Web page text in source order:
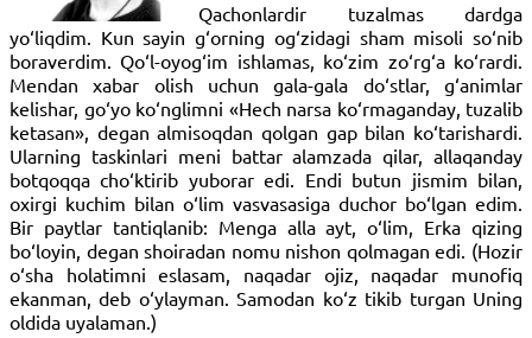
Qachonlardir tuzalmas dardga
yo‘liqdim. Kun sayin g‘orning og‘zidagi sham misoli so‘nib
boraverdim. Qo‘l-oyog‘im ishlamas, ko‘zim zo‘rg‘a ko‘rardi.
Mendan xabar olish uchun gala-gala do‘stlar, g‘animlar
kelishar, go‘yo ko‘nglimni «Hech narsa ko‘rmaganday, tuzalib
ketasan», degan almisoqdan qolgan gap bilan ko‘tarishardi.
Ularning taskinlari meni battar alamzada qilar, allaqanday
botqoqqa cho‘ktirib yuborar edi. Endi butun jismim bilan,
oxirgi kuchim bilan o‘lim vasvasasiga duchor bo‘lgan edim.
Bir paytlar tantiqlanib: Menga alla ayt, o‘lim, Erka qizing
bo‘loyin, degan shoiradan nomu nishon qolmagan edi. (Hozir
o‘sha holatimni eslasam, naqadar ojiz, naqadar munofiq
ekanman, deb o‘ylayman. Samodan ko‘z tikib turgan Uning
oldida uyalaman.)